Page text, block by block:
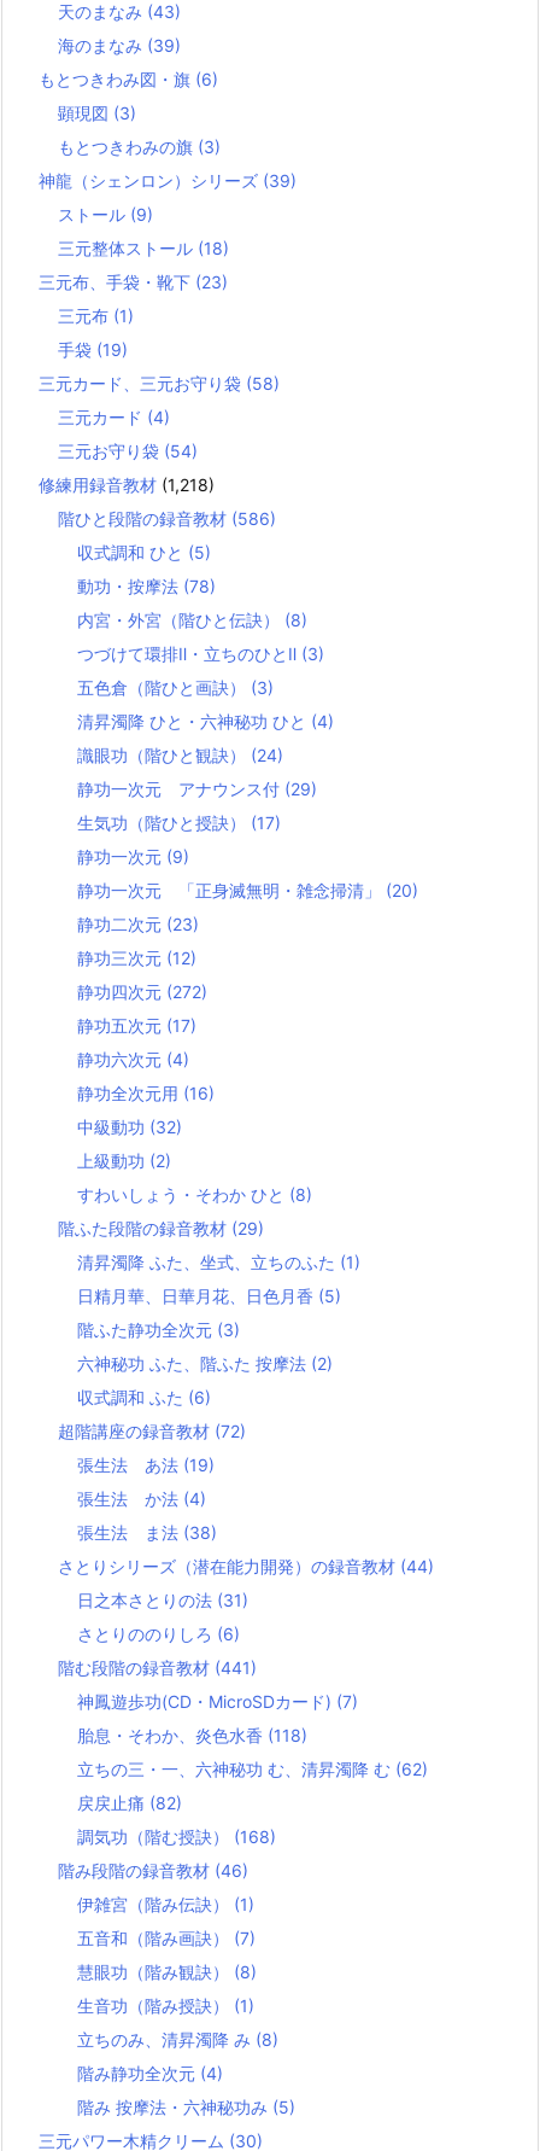
天のまなみ (43)
海のまなみ (39)
もとつきわみ図・旗 (6)
顕現図 (3)
もとつきわみの旗 (3)
神龍（シェンロン）シリーズ (39)
ストール (9)
三元整体ストール (18)
三元布、手袋・靴下 (23)
三元布 (1)
手袋 (19)
三元カード、三元お守り袋 (58)
三元カード (4)
三元お守り袋 (54)
修練用録音教材 (1,218)
階ひと段階の録音教材 (586)
収式調和 ひと (5)
動功・按摩法 (78)
内宮・外宮（階ひと伝訣） (8)
つづけて環排Ⅱ・立ちのひとⅡ (3)
五色倉（階ひと画訣） (3)
清昇濁降 ひと・六神秘功 ひと (4)
識眼功（階ひと観訣） (24)
静功一次元 アナウンス付 (29)
生気功（階ひと授訣） (17)
静功一次元 (9)
静功一次元 「正身滅無明・雑念掃清」 (20)
静功二次元 (23)
静功三次元 (12)
静功四次元 (272)
静功五次元 (17)
静功六次元 (4)
静功全次元用 (16)
中級動功 (32)
上級動功 (2)
すわいしょう・そわか ひと (8)
階ふた段階の録音教材 (29)
清昇濁降 ふた、坐式、立ちのふた (1)
日精月華、日華月花、日色月香 (5)
階ふた静功全次元 (3)
六神秘功 ふた、階ふた 按摩法 (2)
収式調和 ふた (6)
超階講座の録音教材 (72)
張生法 あ法 (19)
張生法 か法 (4)
張生法 ま法 (38)
さとりシリーズ（潜在能力開発）の録音教材 (44)
日之本さとりの法 (31)
さとりののりしろ (6)
階む段階の録音教材 (441)
神鳳遊歩功(CD・MicroSDカード) (7)
胎息・そわか、炎色水香 (118)
立ちの三・一、六神秘功 む、清昇濁降 む (62)
戻戻止痛 (82)
調気功（階む授訣） (168)
階み段階の録音教材 (46)
伊雑宮（階み伝訣） (1)
五音和（階み画訣） (7)
慧眼功（階み観訣） (8)
生音功（階み授訣） (1)
立ちのみ、清昇濁降 み (8)
階み静功全次元 (4)
階み 按摩法・六神秘功み (5)
三元パワー木精クリーム (30)